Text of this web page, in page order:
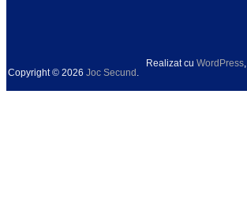
Copyright © 2026 Joc Secund .
Realizat cu WordPress,